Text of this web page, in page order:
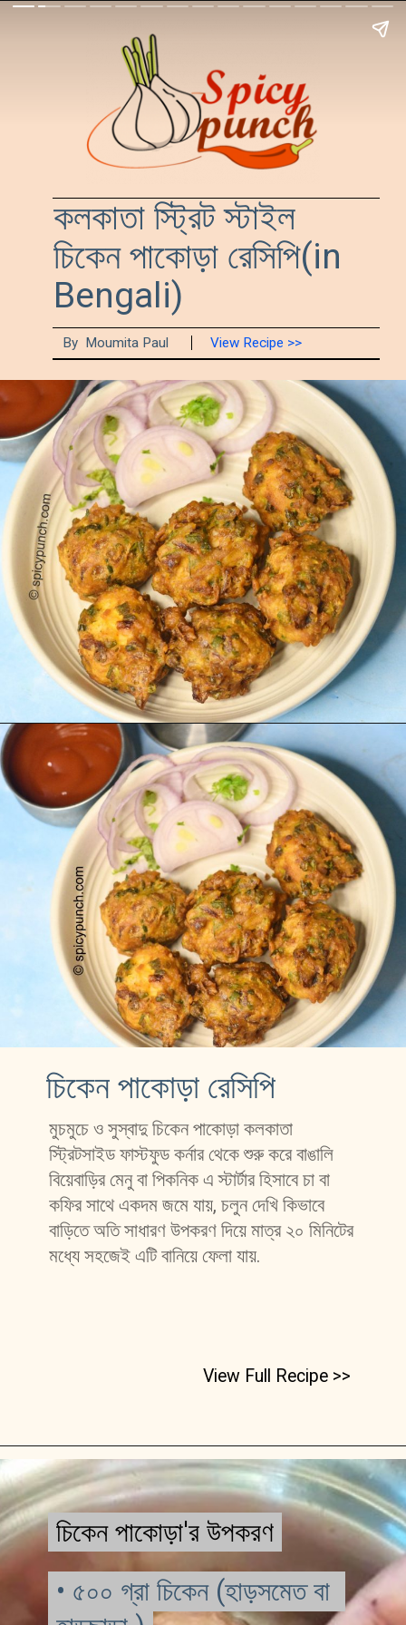
কলকাতা স্ট্রিট স্টাইল
চিকেন পাকোড়া রেসিপি(in
Bengali)
By  Moumita Paul View Recipe >>
চিকেন পাকোড়া রেসিপি
মুচমুচে ও সুস্বাদু চিকেন পাকোড়া কলকাতা
স্ট্রিটসাইড ফাস্টফুড কর্নার থেকে শুরু করে বাঙালি
বিয়েবাড়ির মেনু বা পিকনিক এ স্টার্টার হিসাবে চা বা
কফির সাথে একদম জমে যায়, চলুন দেখি কিভাবে
বাড়িতে অতি সাধারণ উপকরণ দিয়ে মাত্র ২০ মিনিটের
মধ্যে সহজেই এটি বানিয়ে ফেলা যায়.
View Full Recipe >>
চিকেন পাকোড়া'র উপকরণ
চিকেন পাকোড়া'র উপকরণ
• ৫০০ গ্রা চিকেন (হাড়সমেত বা
• ৫০০ গ্রা চিকেন (হাড়সমেত বা